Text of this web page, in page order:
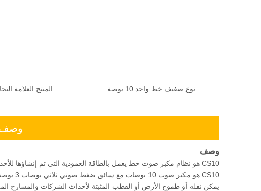
المنتج العلامة نوع:صفيف خط واحد 10 بوصة
وصف
وصف
CS10 هو نظام مكبر صوت خط يعمل بالطاقة العمودية التي تم إنشاؤها للأحداث التي تتطلب صوتا عالي الجودة.
CS10 هو مكبر صوت 10 بوصات مع سائق ضغط صوتي ثلاثي بوصات 3 بوصة مثبتا على مدار 90 درجة مخروطي مخروطي خزانة مكبر الصوت للغاية؛
يمكن نقله أو طموح الأرض أو القطب المثبتة لأحداث الشركات والمسارح